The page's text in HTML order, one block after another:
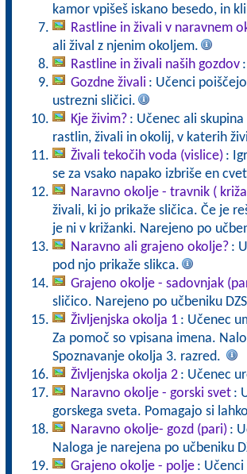
kamor vpišeš iskano besedo, in
Rastline in živali v naravnem
ali žival z njenim okoljem.
Rastline in živali naših gozdov
Gozdne živali : Učenci
ustrezni sličici.
Kje živim? : Učenec ali
rastlin, živali in okolij, v katerih
Živali tekočih voda (vislice) :
se za vsako napako izbriše en
Naravno okolje - travnik (
živali, ki jo prikaže sličica. Če je
je ni v križanki. Narejeno po
Naravno ali grajeno okolje? :
pod njo prikaže slikca.
Grajeno okolje - sadovnjak
sličico. Narejeno po učbeniku
Življenjska okolja 1 : Učenec
Za pomoč so vpisana imena.
Spoznavanje okolja 3. razred.
Življenjska okolja 2 : Učenec
Naravno okolje - gorski svet :
gorskega sveta. Pomagajo si
Naravno okolje- gozd (pari) :
Naloga je narejena po učbeniku
Grajeno okolje - polje :